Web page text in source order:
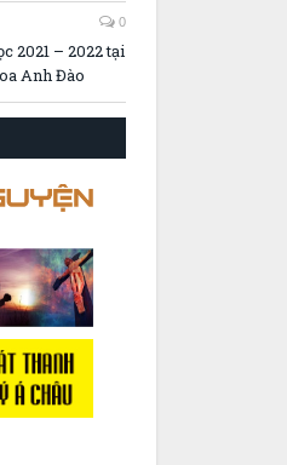
0
2021 – 2022 tại
Anh Đào